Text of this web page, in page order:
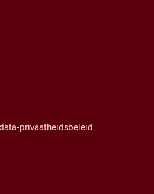
privaatheidsbeleid